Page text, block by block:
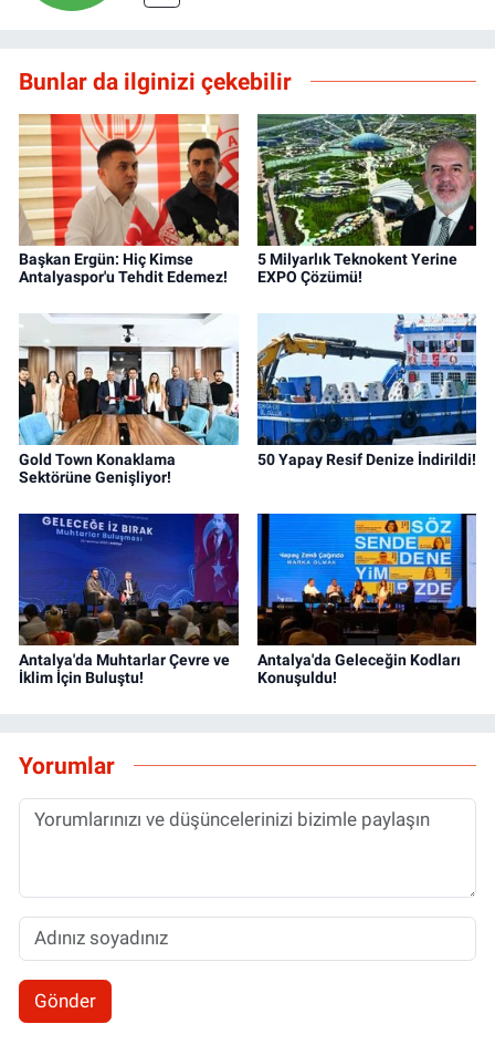
Bunlar da ilginizi çekebilir
Başkan Ergün: Hiç Kimse
Antalyaspor'u Tehdit Edemez!
5 Milyarlık Teknokent Yerine
EXPO Çözümü!
Gold Town Konaklama
Sektörüne Genişliyor!
50 Yapay Resif Denize İndirildi!
Antalya'da Muhtarlar Çevre ve
İklim İçin Buluştu!
Antalya'da Geleceğin Kodları
Konuşuldu!
Yorumlar
Gönder